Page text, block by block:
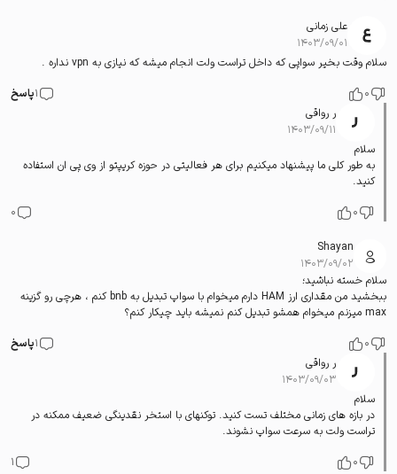
علی زمانی
۱۴۰۳/۰۹/۰۱
سلام وقت بخیر سواپی که داخل تراست ولت انجام میشه که نیازی به vpn نداره .
0
1پاسخ
ر رواقی
۱۴۰۳/۰۹/۱۱
سلام
به طور کلی ما پیشنهاد میکنیم برای هر فعالیتی در حوزه کریپتو از وی پی ان استفاده
کنید.
0
0
Shayan
۱۴۰۳/۰۹/۰۲
سلام خسته نباشید؛
ببخشید من مقداری ارز HAM دارم میخوام با سواپ تبدیل به bnb کنم ، هرچی رو گزینه
max میزنم میخوام همشو تبدیل کنم نمیشه باید چیکار کنم؟
0
1پاسخ
ر رواقی
۱۴۰۳/۰۹/۰۳
سلام
در بازه های زمانی مختلف تست کنید. توکنهای با استخر نقدینگی ضعیف ممکنه در
تراست ولت به سرعت سواپ نشوند.
0
1